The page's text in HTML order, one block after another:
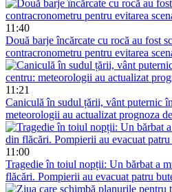
11:40
Două barje încărcate cu rocă au fost
contracronometru pentru evitarea
11:21
Caniculă în sudul țării, vânt puternic
meteorologii au actualizat prognoza
11:00
Tragedie în toiul nopții: Un bărbat a
flăcări. Pompierii au evacuat patru